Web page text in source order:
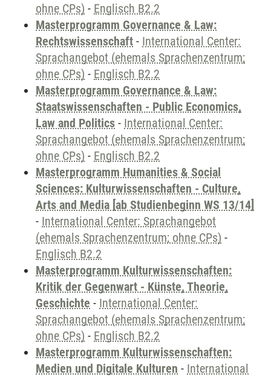
ohne CPs) - Englisch B2.2
Masterprogramm Governance & Law:
Rechtswissenschaft - International Center:
Sprachangebot (ehemals Sprachenzentrum;
ohne CPs) - Englisch B2.2
Masterprogramm Governance & Law:
Staatswissenschaften - Public Economics,
Law and Politics - International Center:
Sprachangebot (ehemals Sprachenzentrum;
ohne CPs) - Englisch B2.2
Masterprogramm Humanities & Social
Sciences: Kulturwissenschaften - Culture,
Arts and Media [ab Studienbeginn WS 13/14]
- International Center: Sprachangebot
(ehemals Sprachenzentrum; ohne CPs) -
Englisch B2.2
Masterprogramm Kulturwissenschaften:
Kritik der Gegenwart - Künste, Theorie,
Geschichte - International Center:
Sprachangebot (ehemals Sprachenzentrum;
ohne CPs) - Englisch B2.2
Masterprogramm Kulturwissenschaften:
Medien und Digitale Kulturen - International